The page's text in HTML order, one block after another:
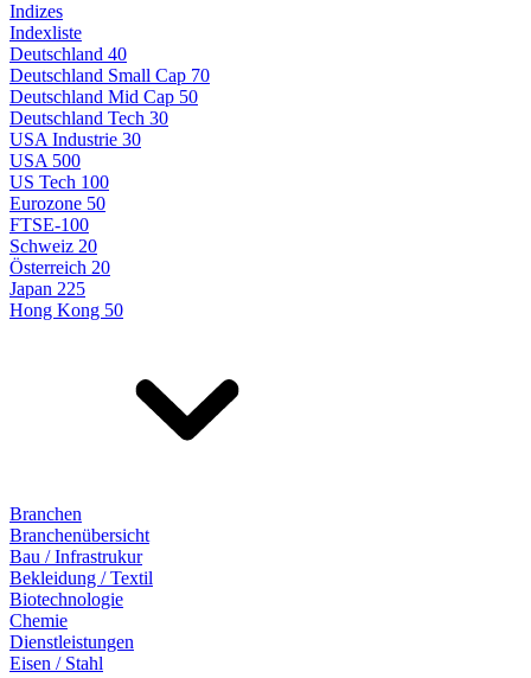
Indizes
Indexliste
Deutschland 40
Deutschland Small Cap 70
Deutschland Mid Cap 50
Deutschland Tech 30
USA Industrie 30
USA 500
US Tech 100
Eurozone 50
FTSE-100
Schweiz 20
Österreich 20
Japan 225
Hong Kong 50
Branchen
Branchenübersicht
Bau / Infrastrukur
Bekleidung / Textil
Biotechnologie
Chemie
Dienstleistungen
Eisen / Stahl